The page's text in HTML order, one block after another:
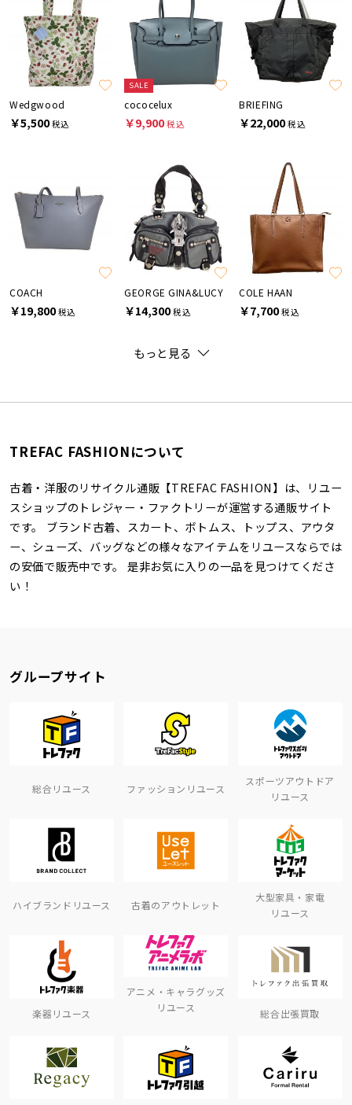
Wedgwood
￥5,500税込
SALE
cococelux
￥9,900税込
BRIEFING
￥22,000税込
COACH
￥19,800税込
GEORGE GINA&LUCY
￥14,300税込
COLE HAAN
￥7,700税込
もっと見る
TREFAC FASHIONについて
古着・洋服のリサイクル通販【TREFAC FASHION】は、リユー
スショップのトレジャー・ファクトリーが運営する通販サイト
です。 ブランド古着、スカート、ボトムス、トップス、アウタ
ー、シューズ、バッグなどの様々なアイテムをリユースならでは
の安価で販売中です。 是非お気に入りの一品を見つけてくださ
い！
グループサイト
総合リユース ファッションリユース
スポーツアウトドア
リユース
ハイブランドリユース 古着のアウトレット
大型家具・家電
リユース
楽器リユース
アニメ・キャラグッズ
リユース
総合出張買取